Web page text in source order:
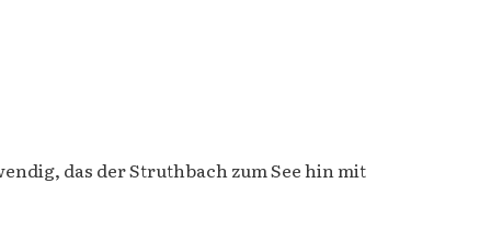
das der Struthbach zum See hin mit